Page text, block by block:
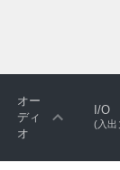
オー
ディ
オ
I/O
(入出